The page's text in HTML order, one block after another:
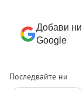
Добави ни
Google
Последвайте ни